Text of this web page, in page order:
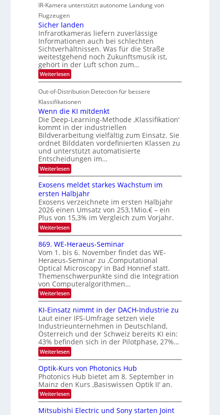
M
e
m
s
u
n
d
M
a
n
t
i
S
p
e
c
t
r
a
l
i
c
h
k
e
i
t
e
n
d
e
r
i
n
V
I
S
I
O
N
T
e
c
h
T
a
l
k
s
u
i
d
e
d
T
o
u
r
e
u
d
e
r
V
I
I
O
N
2
0
2
6
IR-Kamera unterstützt autonome Landung von
Flugzeugen
Sicher landen
Infrarotkameras liefern zuverlässige
Informationen auch bei schlechten
Sichtverhältnissen. Was für die Straße
weitestgehend noch Zukunftsmusik ist,
gehört in der Luft schon zum…
Weiterlesen:
S
c
h
r
l
a
n
d
e
n
Out-of-Distribution Detection für bessere
Klassifikationen
Wenn die KI mitdenkt
Die Deep-Learning-Methode ‚Klassifikation‘
kommt in der industriellen
Bildverarbeitung vielfältig zum Einsatz. Sie
ordnet Bilddaten vordefinierten Klassen zu
und unterstützt automatisierte
Entscheidungen im…
Weiterlesen:
W
n
n
d
i
e
K
I
m
i
t
d
e
n
k
t
Exosens meldet starkes Wachstum im
ersten Halbjahr
Exosens verzeichnete im ersten Halbjahr
2026 einen Umsatz von 253,1Mio.€ – ein
Plus von 15,3% im Vergleich zum Vorjahr.
Weiterlesen:
E
x
o
s
e
n
s
m
e
l
d
e
t
s
t
a
r
k
e
W
a
c
h
s
u
869. WE-Heraeus-Seminar
Vom 1. bis 6. November findet das WE-
Heraeus-Seminar zu ‚Computational
Optical Microscopy‘ in Bad Honnef statt.
Themenschwerpunkte sind die Integration
von Computeralgorithmen…
Weiterlesen:
8
9
.
W
E
-
H
e
r
a
e
u
s
-
S
e
KI-Einsatz nimmt in der DACH-Industrie zu
Laut einer IFS-Umfrage setzen viele
Industrieunternehmen in Deutschland,
Österreich und der Schweiz bereits KI ein:
43% befinden sich in der Pilotphase, 27%…
Weiterlesen:
K
-
E
i
n
s
t
Optik-Kurs von Photonics Hub
Photonics Hub bietet am 8. September in
Mainz den Kurs ‚Basiswissen Optik II‘ an.
Weiterlesen:
O
p
Mitsubishi Electric und Sony starten Joint